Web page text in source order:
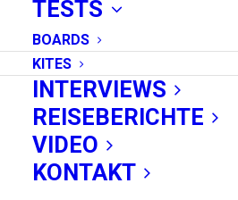
TESTS
BOARDS
KITES
INTERVIEWS
REISEBERICHTE
VIDEO
KONTAKT
kitepride